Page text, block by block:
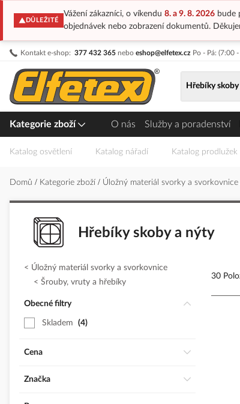
DŮLEŽITÉ
Vážení zákazníci, o víkendu 8. a 9. 8. 2026bude
objednávek nebo zobrazení dokumentů.
Kontakt e-shop: 377 432 365 nebo eshop@elfetex.cz Po - Pá: (7:00
Přejít
obsah
Hřebíky skoby
Kategorie zboží O nás Služby a poradenství
Katalog osvětlení Katalog nářadí Katalog prodlužek
Domů Kategorie zboží Úložný materiál svorky a svorkovnice
Hřebíky skoby a nýty
30
Úložný materiál svorky a svorkovnice
Šrouby, vruty a hřebíky
Obecné filtry
Skladem 4
Cena
Značka